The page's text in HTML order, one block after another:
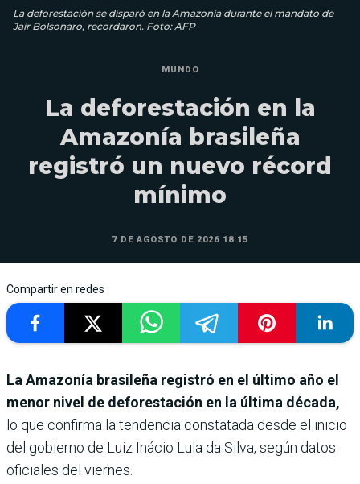
La deforestación se disparó en la Amazonía durante el mandato de
Jair Bolsonaro, recordaron. Foto: AFP
MUNDO
La deforestación en la
Amazonía brasileña
registró un nuevo récord
mínimo
7 DE AGOSTO DE 2026 18:15
Compartir en redes
La Amazonía brasileña registró en el último año el
menor nivel de deforestación en la última década,
lo que confirma la tendencia constatada desde el inicio
del gobierno de Luiz Inácio Lula da Silva, según datos
oficiales del viernes.